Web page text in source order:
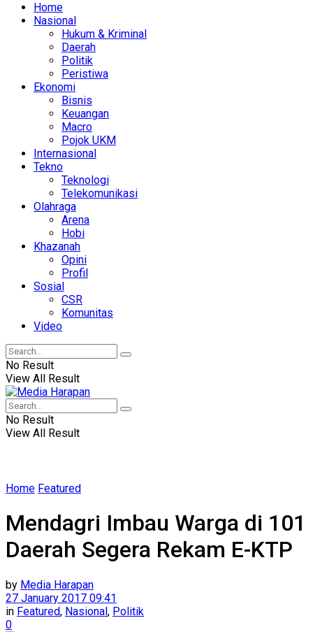
Home
Nasional
Hukum & Kriminal
Daerah
Politik
Peristiwa
Ekonomi
Bisnis
Keuangan
Macro
Pojok UKM
Internasional
Tekno
Teknologi
Telekomunikasi
Olahraga
Arena
Hobi
Khazanah
Opini
Profil
Sosial
CSR
Komunitas
Video
No Result
View All Result
No Result
View All Result
Home Featured
Mendagri Imbau Warga di 101
Daerah Segera Rekam E-KTP
by Media Harapan
27 January 2017 09:41
in Featured, Nasional, Politik
0